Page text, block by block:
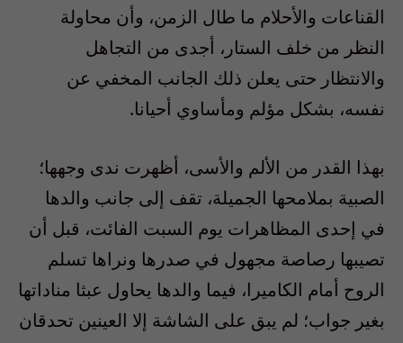
القناعات والأحلام ما طال الزمن، وأن محاولة
النظر من خلف الستار، أجدى من التجاهل
والانتظار حتى يعلن ذلك الجانب المخفي عن
نفسه، بشكل مؤلم ومأساوي أحيانا.
بهذا القدر من الألم والأسى، أظهرت ندى وجهها؛
الصبية بملامحها الجميلة، تقف إلى جانب والدها
في إحدى المظاهرات يوم السبت الفائت، قبل أن
تصيبها رصاصة مجهول في صدرها ونراها تسلم
الروح أمام الكاميرا، فيما والدها يحاول عبثا مناداتها
بغير جواب؛ لم يبق على الشاشة إلا العينين تحدقان